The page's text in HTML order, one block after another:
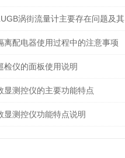
静电能力
涡街流量计主要存在问题及其
离配电器使用过程中的注意事项
检仪的面板使用说明
显测控仪的主要功能特点
显测控仪功能特点说明